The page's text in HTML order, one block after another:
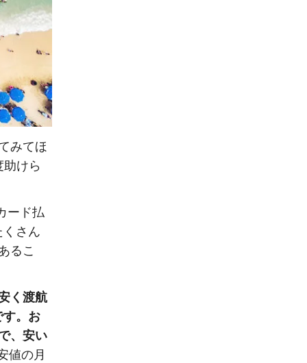
みてほ
けら
ード払
さん
るこ
く渡航
す。お
、安い
値の月